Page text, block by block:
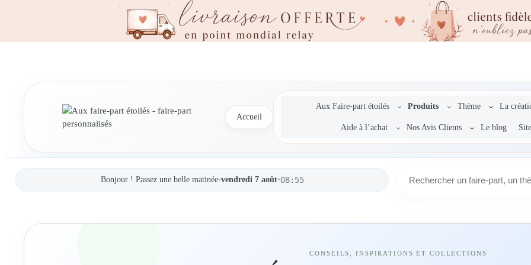
contenu
Accueil
Aux Faire-part étoilés Produits Thème La
Aide à l’achat Nos Avis Clients Le blog
Bonjour ! Passez une belle matinée•vendredi 7 août•08:55
CONSEILS, INSPIRATIONS ET COLLECTIONS